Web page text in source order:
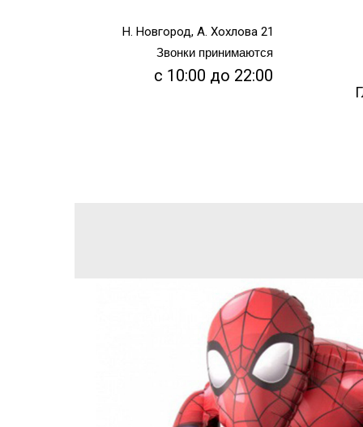
Н. Новгород, А. Хохлова 21
Звонки принимаются
с 10:00 до 22:00